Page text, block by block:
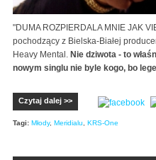
"DUMA ROZPIERDALA MNIE JAK
pochodzący z Bielska-Białej
Heavy Mental. Nie dziwota - to
nowym singlu nie byle kogo, bo
Czytaj dalej >>
Tagi: Młody, Meridialu, KRS-One